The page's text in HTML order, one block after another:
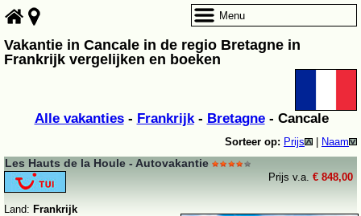
Vakantie in Cancale in de regio Bretagne in
Frankrijk vergelijken en boeken
Alle vakanties- Frankrijk- Bretagne- Cancale
Sorteer op: Prijs Naam
Les Hauts de la Houle - Autovakantie
Prijs v.a. € 848,00
Land: Frankrijk
Menu